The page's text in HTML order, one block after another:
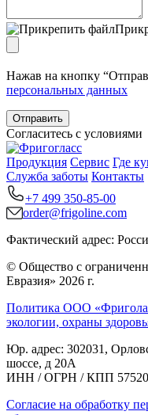
Нажав на кнопку
персональных данных
Отправить
Согласитесь с условиями
Продукция Сервис Где
Служба заботы Контакты
+7 499 350-85-00
order@frigoline.com
Фактический адрес:
© Общество с
Евразия» 2026 г.
Политика ООО
экологии, охраны
Юр. адрес: 302031,
шоссе, д 20А
ИНН / ОГРН / КПП
Согласие на обработку